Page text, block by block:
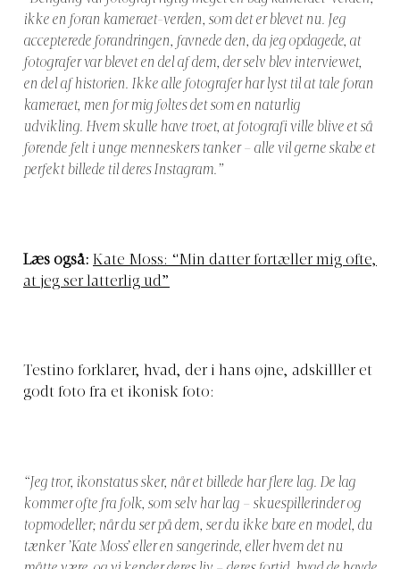
ikke en foran kameraet-verden, som det er blevet nu. Jeg
accepterede forandringen, favnede den, da jeg opdagede, at
fotografer var blevet en del af dem, der selv blev interviewet,
en del af historien. Ikke alle fotografer har lyst til at tale foran
kameraet, men for mig føltes det som en naturlig
udvikling. Hvem skulle have troet, at fotografi ville blive et så
førende felt i unge menneskers tanker – alle vil gerne skabe et
perfekt billede til deres Instagram.”
Læs også: Kate Moss: “Min datter fortæller mig ofte,
at jeg ser latterlig ud”
Testino forklarer, hvad, der i hans øjne, adskilller et
godt foto fra et ikonisk foto:
“Jeg tror, ikonstatus sker, når et billede har flere lag. De lag
kommer ofte fra folk, som selv har lag – skuespillerinder og
topmodeller; når du ser på dem, ser du ikke bare en model, du
tænker ’Kate Moss’ eller en sangerinde, eller hvem det nu